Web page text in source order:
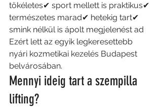
tökéletes✔ sport mellett is praktikus✔
természetes marad✔ hetekig tart✔
smink nélkül is ápolt megjelenést ad
Ezért lett az egyik legkeresettebb
nyári kozmetikai kezelés Budapest
belvárosában.
Mennyi ideig tart a szempilla
lifting?